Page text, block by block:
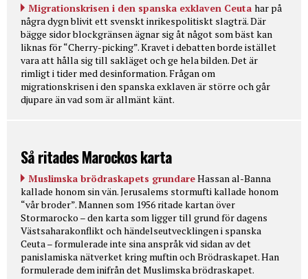
Migrationskrisen i den spanska exklaven Ceuta har på
några dygn blivit ett svenskt inrikespolitiskt slagträ. Där
bägge sidor blockgränsen ägnar sig åt något som bäst kan
liknas för “Cherry-picking”. Kravet i debatten borde istället
vara att hålla sig till sakläget och ge hela bilden. Det är
rimligt i tider med desinformation. Frågan om
migrationskrisen i den spanska exklaven är större och går
djupare än vad som är allmänt känt.
Så ritades Marockos karta
Muslimska brödraskapets grundareHassan al-Banna
kallade honom sin vän. Jerusalems stormufti kallade honom
“vår broder”. Mannen som 1956 ritade kartan över
Stormarocko – den karta som ligger till grund för dagens
Västsaharakonflikt och händelseutvecklingen i spanska
Ceuta – formulerade inte sina anspråk vid sidan av det
panislamiska nätverket kring muftin och Brödraskapet. Han
formulerade dem inifrån det Muslimska brödraskapet.